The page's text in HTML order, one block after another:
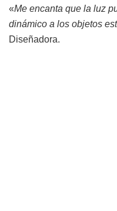
«Me encanta que la luz
dinámico a los objetos
Diseñadora.